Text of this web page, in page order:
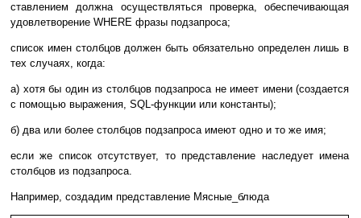
ставлением должна осуществляться проверка, обеспечивающая
удовлетворение WHERE фразы подзапроса;
список имен столбцов должен быть обязательно определен лишь в
тех случаях, когда:
а) хотя бы один из столбцов подзапроса не имеет имени (создается
с помощью выражения, SQL-функции или константы);
б) два или более столбцов подзапроса имеют одно и то же имя;
если же список отсутствует, то представление наследует имена
столбцов из подзапроса.
Например, создадим представление Мясные_блюда